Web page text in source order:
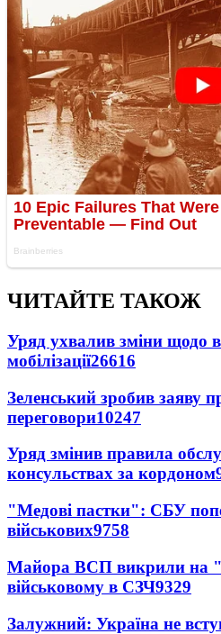
ЧИТАЙТЕ ТАКОЖ
Уряд ухвалив зміни щодо
мобілізації26616
Зеленський зробив заяву
переговори10247
Уряд змінив правила
консульствах за кордоном
"Медові пастки": СБУ
військових9758
Майора ВСП викрили на
військовому в СЗЧ9329
Залужний: Україна не